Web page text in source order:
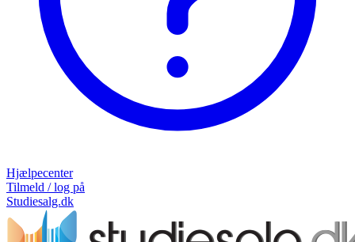
Hjælpecenter
Tilmeld / log på
Studiesalg.dk